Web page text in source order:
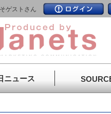
ゲストさん
ニュース